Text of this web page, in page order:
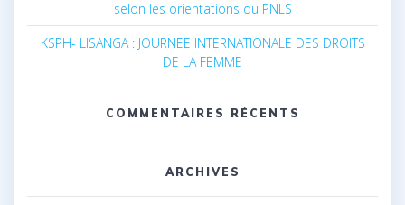
selon les orientations du PNLS
KSPH- LISANGA : JOURNEE INTERNATIONALE DES DROITS
DE LA FEMME
COMMENTAIRES RÉCENTS
ARCHIVES